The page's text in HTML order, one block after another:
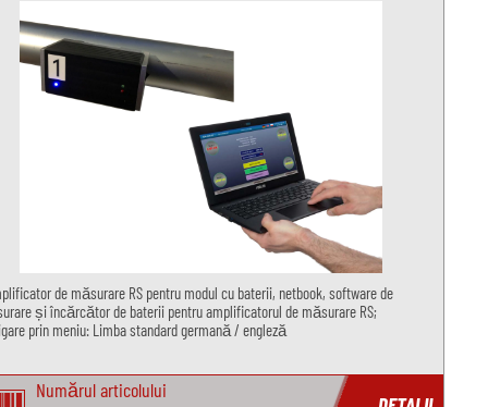
de măsurare RS pentru modul cu baterii, netbook, software de
și încărcător de baterii pentru amplificatorul de măsurare RS;
prin meniu: Limba standard germană / engleză
Numărul articolului